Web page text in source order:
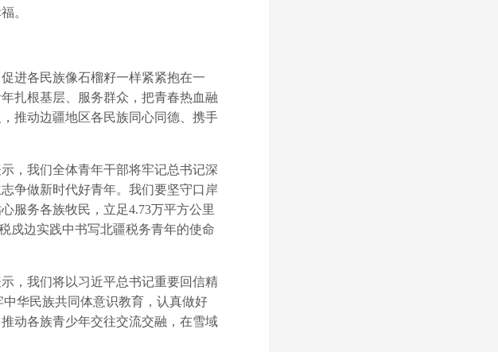
。
各民族像石榴籽一样紧紧抱在一
扎根基层、服务群众，把青春热血融
推动边疆地区各民族同心同德、携手
我们全体青年干部将牢记总书记深
争做新时代好青年。我们要坚守口岸
服务各族牧民，立足4.73万平方公里
戍边实践中书写北疆税务青年的使命
我们将以习近平总书记重要回信精
华民族共同体意识教育，认真做好
动各族青少年交往交流交融，在雪域